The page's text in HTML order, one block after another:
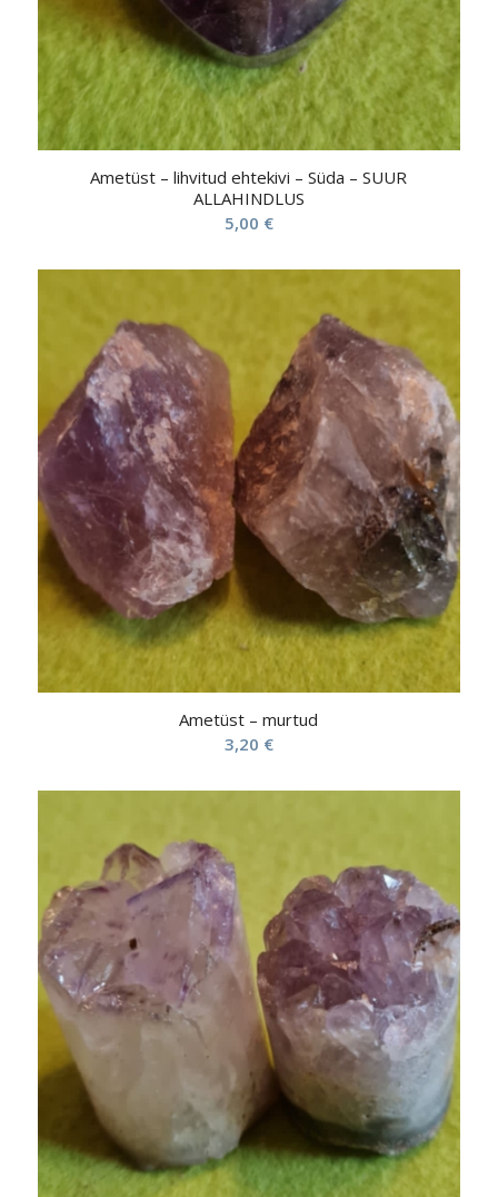
Ametüst – lihvitud ehtekivi – Süda – SUUR
ALLAHINDLUS
5,00 €
Ametüst – murtud
3,20 €